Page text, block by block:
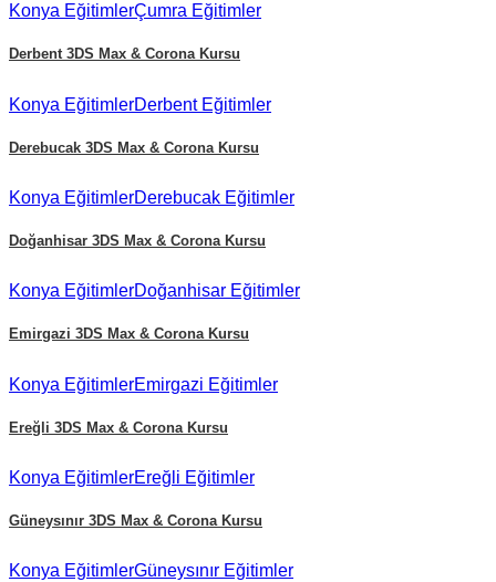
Konya EğitimlerÇumra Eğitimler
Derbent 3DS Max & Corona Kursu
Konya EğitimlerDerbentEğitimler
Derebucak 3DS Max & Corona Kursu
Konya EğitimlerDerebucak Eğitimler
Doğanhisar 3DS Max & Corona Kursu
Konya EğitimlerDoğanhisar Eğitimler
Emirgazi 3DS Max & Corona Kursu
Konya EğitimlerEmirgazi Eğitimler
Ereğli 3DS Max & Corona Kursu
Konya EğitimlerEreğli Eğitimler
Güneysınır 3DS Max & Corona Kursu
Konya EğitimlerGüneysınır Eğitimler